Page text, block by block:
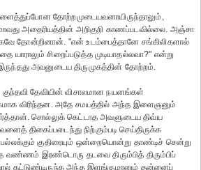
தோற்றமுடையவனாயிருந்தாலும்,
அதைரியத்தின் அறிகுறி காணப்படவில்லை. அஞ்சா
தோன்றினான். "என் உடம்பைத்தானே சங்கிலிகளால்
யாராலும் சிறைப்படுத்த முடியாதல்லவா?" என்று
அவனுடைய திருமுகத்தின் தோற்றம்.
தேவியின் விசாலமான நயனங்கள்
விரிந்தன. அதே சமயத்தில் அந்த இளைஞனும்
சொல்லுக் கெட்டாத அவளுடைய திவ்ய
திகைப்படைந்து நிற்கும்படி செய்திருக்க
குதிரையும் ஒன்றையொன்று தாண்டிச் சென்று
வண்ணம் இரண்டொரு தடவை திரும்பித் திரும்பிப்
கட்டுண்டிருந்த அந்த இளங்குமரனும் தன்னைப்